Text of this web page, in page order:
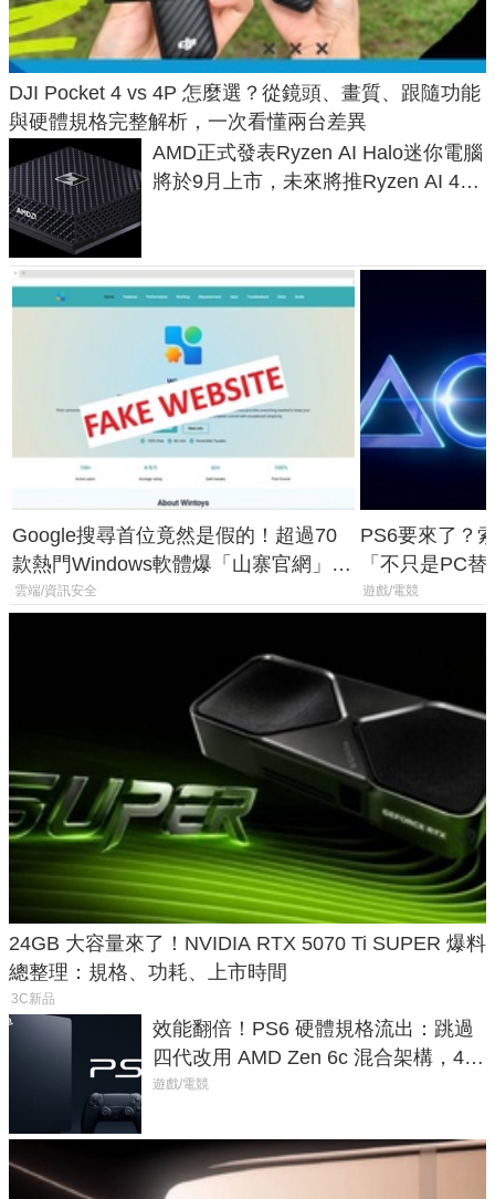
DJI Pocket 4 vs 4P 怎麼選？從鏡頭、畫質、跟隨功能
與硬體規格完整解析，一次看懂兩台差異
AMD正式發表Ryzen AI Halo迷你電腦
將於9月上市，未來將推Ryzen AI 400
Google搜尋首位竟然是假的！超過70
款熱門Windows軟體爆「山寨官網」危
機
雲端/資訊安全
PS6要來了？
「不只是PC
廳、進軍電競
遊戲/電競
24GB 大容量來了！NVIDIA RTX 5070 Ti SUPER 爆料
總整理：規格、功耗、上市時間
3C新品
效能翻倍！PS6 硬體規格流出：跳過
四代改用 AMD Zen 6c 混合架構，4K
120fps 與全光追時代來臨
遊戲/電競